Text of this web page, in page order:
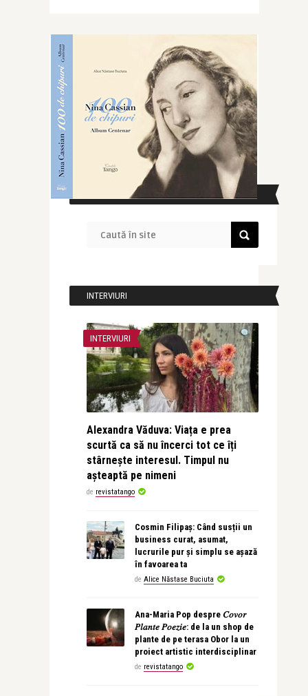
CAUTĂ ÎN SITE
INTERVIURI
INTERVIURI
Alexandra Văduva: Viața e prea
scurtă ca să nu încerci tot ce îți
stârnește interesul. Timpul nu
așteaptă pe nimeni
de revistatango
Cosmin Filipaș: Când susții un
business curat, asumat,
lucrurile pur și simplu se așază
în favoarea ta
de Alice Năstase Buciuta
Ana-Maria Pop despre 𝐶𝑜𝑣𝑜𝑟
𝑃𝑙𝑎𝑛𝑡𝑒 𝑃𝑜𝑒𝑧𝑖𝑒: de la un shop de
plante de pe terasa Obor la un
proiect artistic interdisciplinar
de revistatango